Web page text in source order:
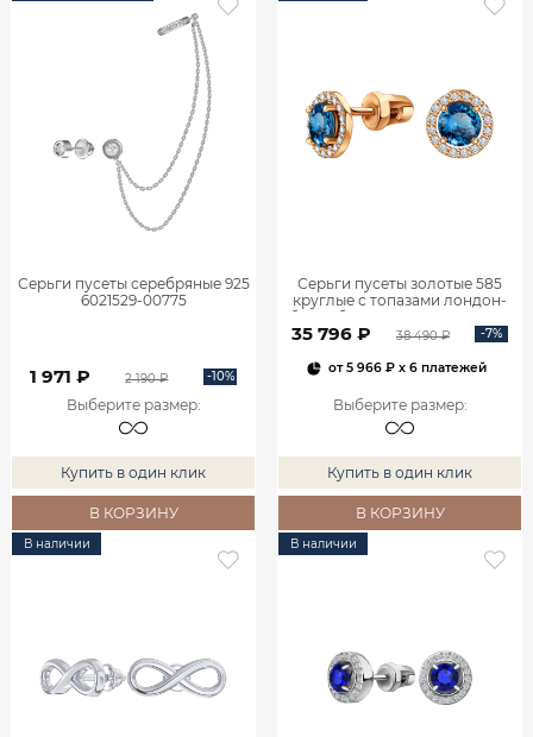
Серьги пусеты серебряные 925
6021529-00775
1 971 ₽ 2 190 ₽ -10%
Выберите размер:
Купить в один клик
В КОРЗИНУ
Серьги пусеты золотые 585
круглые с топазами лондон-
блю и бриллиантами 6001154-
03930
35 796 ₽ 38 490 ₽ -7%
от5 966 ₽x 6 платежей
Выберите размер:
Купить в один клик
В КОРЗИНУ
В наличии В наличии